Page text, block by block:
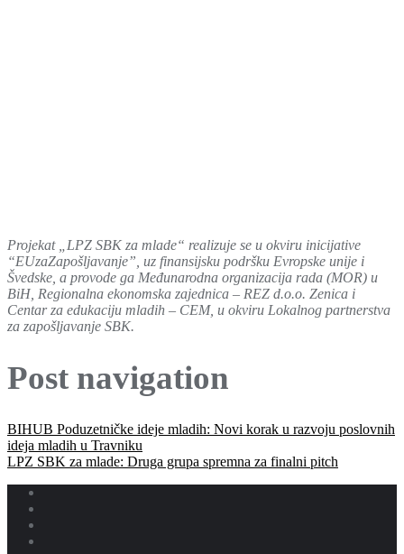
Projekat „LPZ SBK za mlade“ realizuje se u okviru inicijative
“EUzaZapošljavanje”, uz finansijsku podršku Evropske unije i
Švedske, a provode ga Međunarodna organizacija rada (MOR) u
BiH, Regionalna ekonomska zajednica – REZ d.o.o. Zenica i
Centar za edukaciju mladih – CEM, u okviru Lokalnog partnerstva
za zapošljavanje SBK.
Post navigation
BIHUB Poduzetničke ideje mladih: Novi korak u razvoju poslovnih
ideja mladih u Travniku
LPZ SBK za mlade: Druga grupa spremna za finalni pitch